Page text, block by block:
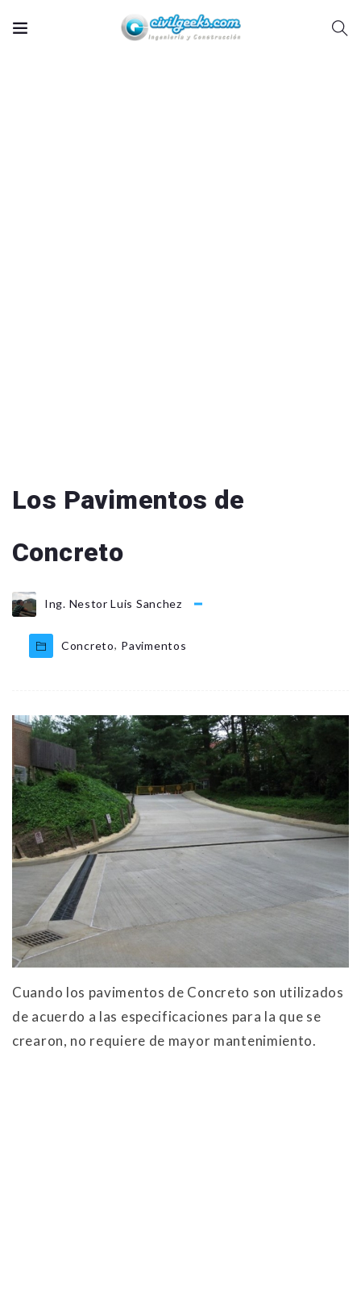
Los Pavimentos de
Concreto
Ing. Nestor Luis Sanchez
Concreto, Pavimentos
Cuando los pavimentos de Concreto son utilizados
de acuerdo a las especificaciones para la que se
crearon, no requiere de mayor mantenimiento.